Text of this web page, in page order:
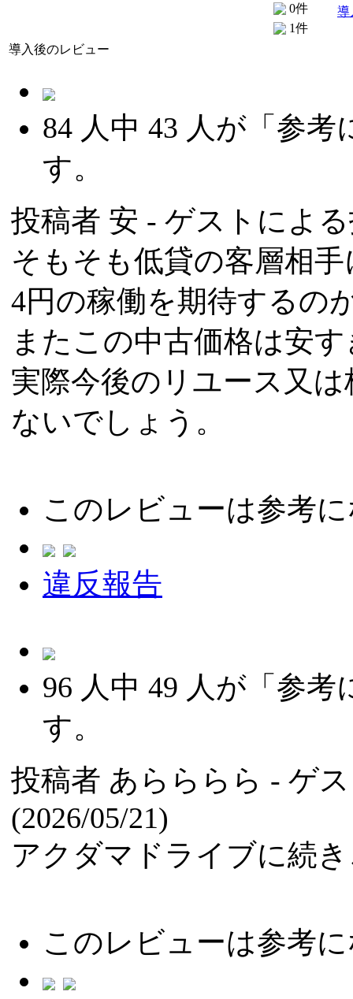
0件
1件
導
導入後のレビュー
84 人中 43 人が「参考
す。
投稿者 安 - ゲストによ
そもそも低貸の客層相
4円の稼働を期待するの
またこの中古価格は安
実際今後のリユース又
ないでしょう。
このレビューは参考
違反報告
96 人中 49 人が「参考
す。
投稿者 あらららら - ゲ
(2026/05/21)
アクダマドライブに続
このレビューは参考